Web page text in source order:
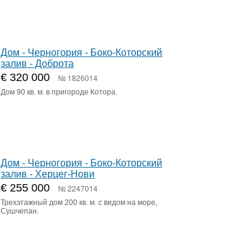
Дом - Черногория - Боко-Которский
залив - Доброта
€ 320 000 № 1826014
Дом 90 кв. м. в пригороде Котора.
Дом - Черногория - Боко-Которский
залив - Херцег-Нови
€ 255 000 № 2247014
Трехэтажный дом 200 кв. м. с видом на море,
Сушчепан.